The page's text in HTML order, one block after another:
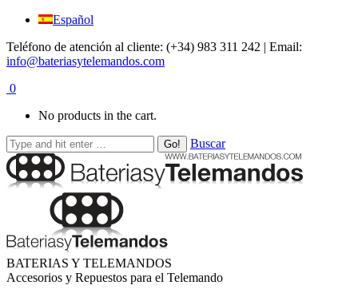
Español
Teléfono de atención al cliente: (+34) 983 311 242 | Email:
info@bateriasytelemandos.com
0
No products in the cart.
Buscar
BATERIAS Y TELEMANDOS
Accesorios y Repuestos para el Telemando